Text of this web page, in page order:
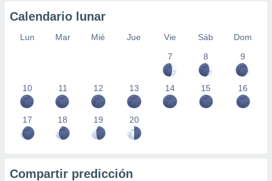
Calendario lunar
Lun Mar Mié Jue Vie Sáb
Dom
7
8 9
10 11 12 13 14 15 16
17 18 19 20
Compartir predicción